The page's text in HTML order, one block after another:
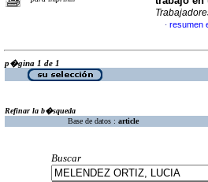
· resumen
p�gina 1 de 1
Refinar la b�squeda
Base de datos : article
Buscar